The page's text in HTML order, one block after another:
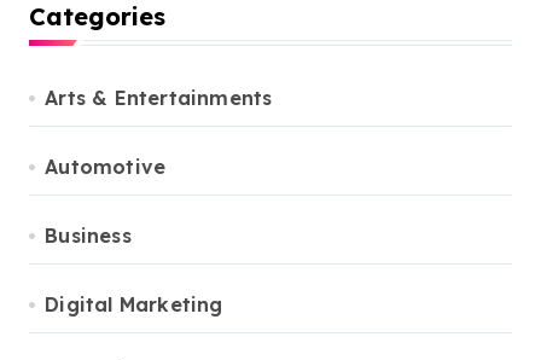
Categories
Arts & Entertainments
Automotive
Business
Digital Marketing